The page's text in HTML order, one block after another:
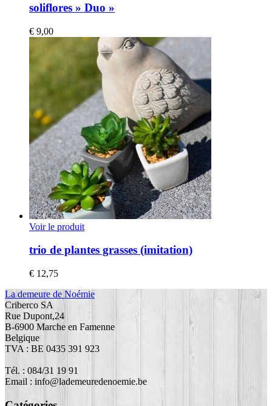
soliflores » Duo »
€ 9,00
Voir le produit
trio de plantes grasses (imitation)
€ 12,75
La demeure de Noémie
Criberco SA
Rue Dupont,24
B-6900 Marche en Famenne
Belgique
TVA : BE 0435 391 923
Tél. : 084/31 19 91
Email : info@lademeuredenoemie.be